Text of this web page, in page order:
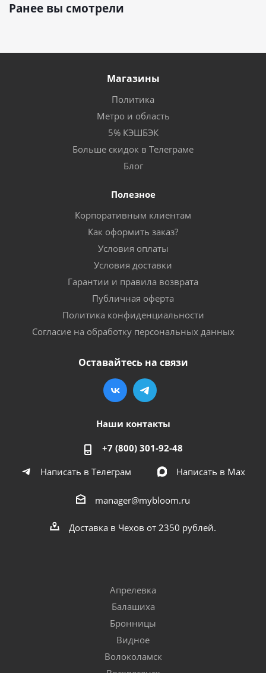
Ранее вы смотрели
Магазины
Политика
Метро и область
5% КЭШБЭК
Больше скидок в Телеграме
Блог
Полезное
Корпоративным клиентам
Как оформить заказ?
Условия оплаты
Условия доставки
Гарантии и правила возврата
Публичная оферта
Политика конфиденциальности
Согласие на обработку персональных данных
Оставайтесь на связи
Наши контакты
+7 (800) 301-92-48
Написать в Телеграм
Написать в Мах
manager@mybloom.ru
Доставка в Чехов от 2350 рублей.
Апрелевка
Балашиха
Бронницы
Видное
Волоколамск